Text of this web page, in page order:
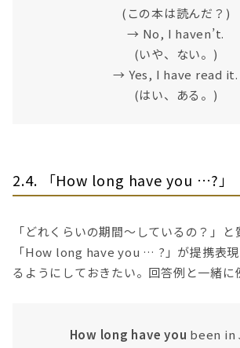
(この本は読んだ？)
→ No, I haven’t.
(いや、ない。)
→ Yes, I have read it.
(はい、ある。)
2.4. 「How long have you …?」
「どれくらいの期間〜しているの？」
「How long have you … ?」が提携表
るようにしておきたい。回答例と一緒に
How long have you been in